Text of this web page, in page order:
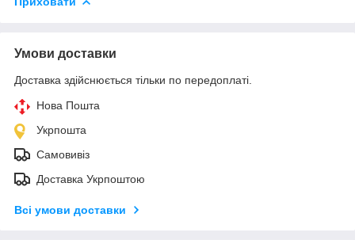
Умови доставки
Доставка здійснюється тільки по передоплаті.
Нова Пошта
Укрпошта
Самовивіз
Доставка Укрпоштою
Всі умови доставки